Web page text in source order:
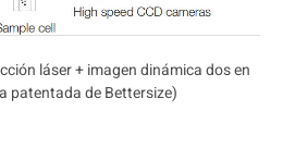
láser + imagen dinámica dos en
patentada de Bettersize)